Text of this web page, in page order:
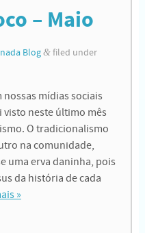
– Maio
Blog &filed under
nossas mídias sociais
visto neste último mês
O tradicionalismo
na comunidade,
uma erva daninha, pois
da história de cada
»